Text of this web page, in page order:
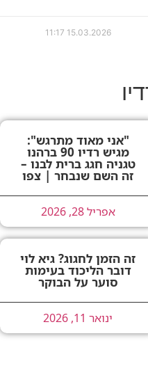
15.03.2026
11:17
"אני מאוד מתרגש":
מגיש רדיו 90 ברהנו
טגניה חגג ברית לבנו –
זה השם שנבחר | צפו
אפריל 28, 2026
זה הזמן לחגוג? גיא לוי
דובר הליכוד בעימות
סוער על הבוקר
ינואר 11, 2026